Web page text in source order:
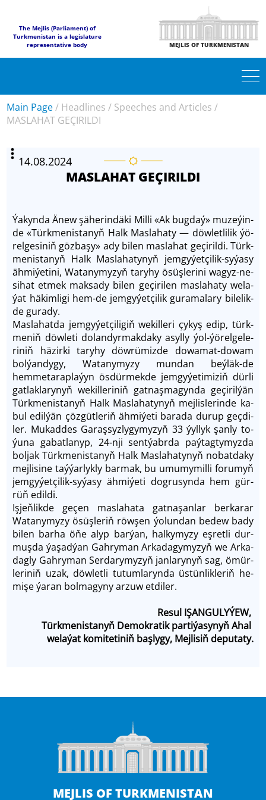
The Mejlis (Parliament) of
Turkmenistan is a legislature
representative body
MEJLIS OF TURKMENISTAN
Main Page/ Headlines / Speeches and Articles /
MASLAHAT GEÇIRILDI
14.08.2024
MASLAHAT GEÇIRILDI
Ýa­kyn­da Änew şä­he­rin­dä­ki Mil­li «Ak bug­daý» mu­ze­ýin­
de «Türkme­nis­ta­nyň Halk Mas­la­ha­ty — döw­let­li­lik ýö­
rel­ge­siniň göz­ba­şy» ady bi­len mas­la­hat ge­çi­ril­di. Türk­
me­nis­ta­nyň Halk Mas­la­ha­ty­nyň jemgy­ýet­çi­lik-sy­ýa­sy
äh­mi­ýe­ti­ni, Wa­ta­ny­myzyň ta­ry­hy ösüş­le­ri­ni wagyz-ne­
si­hat et­mek mak­sa­dy bi­len ge­çi­ri­len mas­la­ha­ty we­la­
ýat häkimli­gi hem-de jem­gy­ýet­çi­lik gu­ra­ma­la­ry bi­le­lik­
de gu­ra­dy.
Maslahatda jem­gy­ýet­çi­li­giň we­kil­le­ri çy­kyş edip, türk­
me­niň döwle­ti dolan­dyr­mak­daky asyl­ly ýol-ýö­rel­ge­le­
ri­niň hä­zir­ki ta­ry­hy döwrü­miz­de do­wa­mat-do­wam
bol­ýan­dy­gy, Wa­ta­ny­my­zy mun­dan beýläk-de
hemmetarap­la­ýyn ös­dür­mek­de jem­gy­ýe­ti­mi­ziň dür­li
gatlaklary­nyň wekil­le­ri­niň gat­naş­ma­gyn­da ge­çi­ril­ýän
Türk­me­nis­ta­nyň Halk Maslahatynyň mej­lis­le­rin­de ka­
bul edil­ýän çöz­güt­le­riň äh­mi­ýe­ti bara­da du­rup geç­di­
ler. Mu­kad­des Ga­raş­syz­ly­gy­my­zyň 33 ýyl­lyk şan­ly to­
ýu­na ga­bat­la­nyp, 24-nji sent­ýabr­da paý­tag­ty­myz­da
bol­jak Türkmenista­nyň Halk Mas­la­ha­ty­nyň no­bat­da­ky
mej­li­si­ne taý­ýar­lyk­ly bar­mak, bu umumy­mil­li fo­ru­myň
jem­gy­ýet­çi­lik-sy­ýa­sy äh­mi­ýe­ti dogrusyn­da hem gür­
rüň edil­di.
Iş­jeň­lik­de ge­çen mas­la­ha­ta gat­na­şan­lar ber­ka­rar
Watanymy­zy ösüş­le­riň röw­şen ýo­lun­dan be­dew ba­dy
bi­len bar­ha öňe alyp bar­ýan, halky­my­zy eş­ret­li dur­
muş­da ýa­şadýan Gah­ry­man Arkadagymy­zyň we Ar­ka­
dag­ly Gah­ry­man Ser­da­ry­my­zyň jan­la­ry­nyň sag, ömür­
le­ri­niň uzak, döw­let­li tu­tum­la­ryn­da üs­tün­lik­le­riň he­
mi­şe ýa­ran bol­ma­gy­ny arzuw etdiler.
Resul IŞANGULYÝEW,
Türkmenistanyň Demokratik partiýasynyň Ahal
welaýat komitetiniň başlygy, Mejlisiň deputaty.
MEJLIS OF TURKMENISTAN